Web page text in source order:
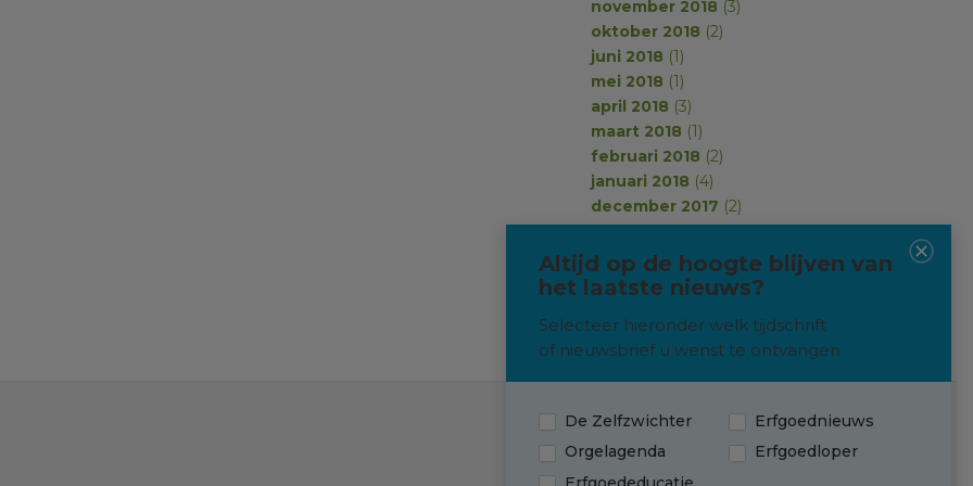
november 2018 (3)
oktober 2018 (2)
juni 2018 (1)
mei 2018 (1)
april 2018 (3)
maart 2018 (1)
februari 2018 (2)
januari 2018 (4)
december 2017 (2)
november 2017(2)
oktober 2017(1)
september 2017(2)
Contact
Altijd op de hoogte blijven van
het laatste nieuws?
Selecteer hieronder welk tijdschrift
of nieuwsbrief u wenst te ontvangen
De Zelfzwichter
Erfgoednieuws
Orgelagenda
Erfgoedloper